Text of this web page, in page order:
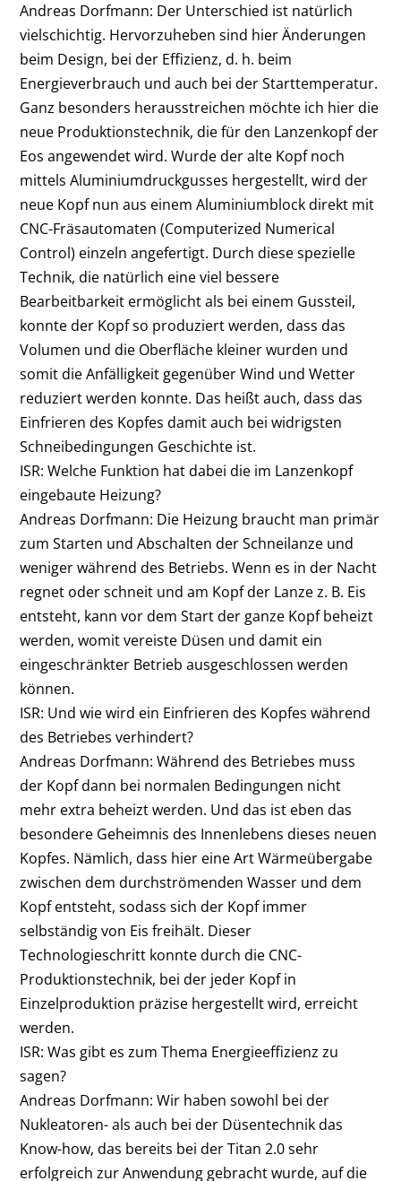
Andreas Dorfmann: Der Unterschied ist natürlich
vielschichtig. Hervorzuheben sind hier Änderungen
beim Design, bei der Effizienz, d. h. beim
Energieverbrauch und auch bei der Starttemperatur.
Ganz besonders herausstreichen möchte ich hier die
neue Produktionstechnik, die für den Lanzenkopf der
Eos angewendet wird. Wurde der alte Kopf noch
mittels Aluminiumdruckgusses hergestellt, wird der
neue Kopf nun aus einem Aluminiumblock direkt mit
CNC-Fräsautomaten (Computerized Numerical
Control) einzeln angefertigt. Durch diese spezielle
Technik, die natürlich eine viel bessere
Bearbeitbarkeit ermöglicht als bei einem Gussteil,
konnte der Kopf so produziert werden, dass das
Volumen und die Oberfläche kleiner wurden und
somit die Anfälligkeit gegenüber Wind und Wetter
reduziert werden konnte. Das heißt auch, dass das
Einfrieren des Kopfes damit auch bei widrigsten
Schneibedingungen Geschichte ist.
ISR: Welche Funktion hat dabei die im Lanzenkopf
eingebaute Heizung?
Andreas Dorfmann: Die Heizung braucht man primär
zum Starten und Abschalten der Schneilanze und
weniger während des Betriebs. Wenn es in der Nacht
regnet oder schneit und am Kopf der Lanze z. B. Eis
entsteht, kann vor dem Start der ganze Kopf beheizt
werden, womit vereiste Düsen und damit ein
eingeschränkter Betrieb ausgeschlossen werden
können.
ISR: Und wie wird ein Einfrieren des Kopfes während
des Betriebes verhindert?
Andreas Dorfmann: Während des Betriebes muss
der Kopf dann bei normalen Bedingungen nicht
mehr extra beheizt werden. Und das ist eben das
besondere Geheimnis des Innenlebens dieses neuen
Kopfes. Nämlich, dass hier eine Art Wärmeübergabe
zwischen dem durchströmenden Wasser und dem
Kopf entsteht, sodass sich der Kopf immer
selbständig von Eis freihält. Dieser
Technologieschritt konnte durch die CNC-
Produktionstechnik, bei der jeder Kopf in
Einzelproduktion präzise hergestellt wird, erreicht
werden.
ISR: Was gibt es zum Thema Energieeffizienz zu
sagen?
Andreas Dorfmann: Wir haben sowohl bei der
Nukleatoren- als auch bei der Düsentechnik das
Know-how, das bereits bei der Titan 2.0 sehr
erfolgreich zur Anwendung gebracht wurde, auf die